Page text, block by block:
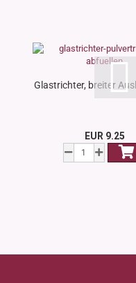
Glastrichter, breiter
EUR 9.25